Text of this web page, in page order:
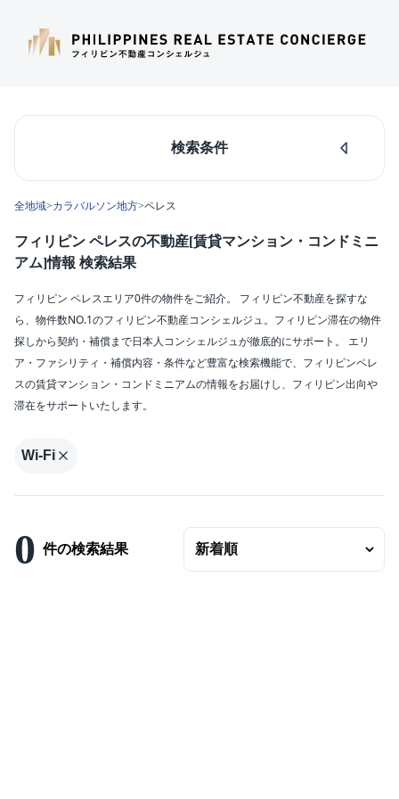
検索条件
マカティ
タギッグ
ケソンシティ
ダパオ
セブシティ
カラバルソン
エリア
ペレス(0)
エリアの変更
ベッドルーム数
バスルーム数
全地域>カラバルソン地方>ペレス
フィリピン ペレスの不動産[賃貸マンション・コンドミニ
アム]情報 検索結果
フィリピン ペレスエリア0件の物件をご紹介。 フィリピン不動産を探すな
ら、物件数NO.1のフィリピン不動産コンシェルジュ。フィリピン滞在の物件
探しから契約・補償まで日本人コンシェルジュが徹底的にサポート。 エリ
ア・ファシリティ・補償内容・条件など豊富な検索機能で、フィリピンペレ
スの賃貸マンション・コンドミニアムの情報をお届けし、フィリピン出向や
滞在をサポートいたします。
Wi-Fi
0 件の検索結果